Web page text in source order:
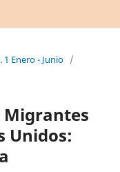
1 Enero - Junio /
Migrantes
Unidos: